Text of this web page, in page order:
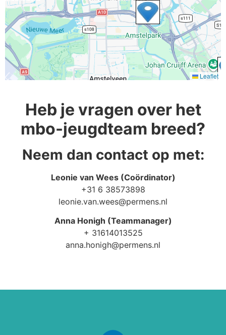
Leaflet
Heb je vragen over het
mbo-jeugdteam breed?
Neem dan contact op met:
Leonie van Wees (Coördinator)
+31 6 38573898
leonie.van.wees@permens.nl
Anna Honigh (Teammanager)
+ 31614013525
anna.honigh@permens.nl